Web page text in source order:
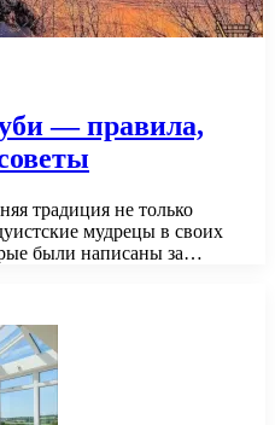
— правила,
традиция не только
мудрецы в своих
были написаны за…